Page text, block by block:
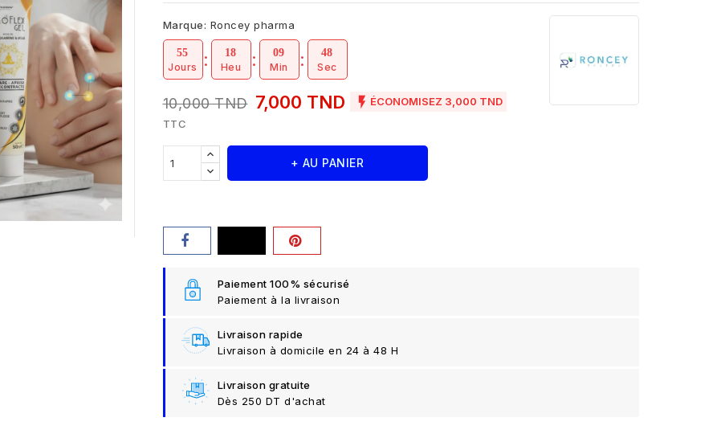
Marque: Roncey pharma
55
Jours
18
Heu
09
Min
47
Sec
10,000 TND 7,000 TND  ÉCONOMISEZ 3,000 TND
TTC
+ AU PANIER
Paiement 100% sécurisé
Paiement à la livraison
Livraison rapide
Livraison à domicile en 24 à 48 H
Livraison gratuite
Dès 250 DT d'achat